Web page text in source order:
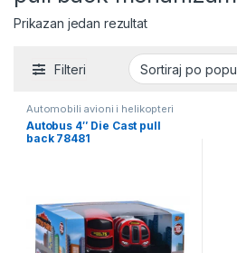
Prikazan jedan rezultat
Filteri
Automobili avioni i helikopteri
Autobus 4″ Die Cast pull
back 78481